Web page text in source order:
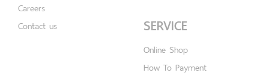
Careers
Contact us
SERVICE
Online Shop
How To Payment